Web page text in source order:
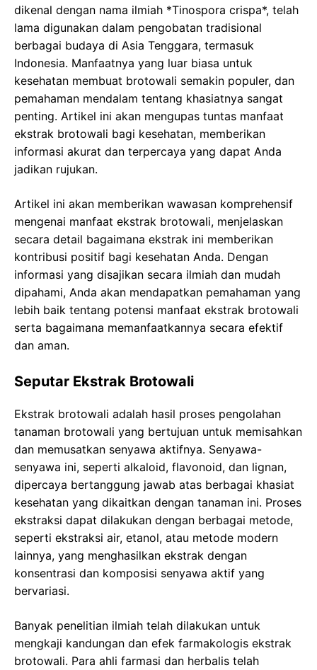
dikenal dengan nama ilmiah *Tinospora crispa*, telah
lama digunakan dalam pengobatan tradisional
berbagai budaya di Asia Tenggara, termasuk
Indonesia. Manfaatnya yang luar biasa untuk
kesehatan membuat brotowali semakin populer, dan
pemahaman mendalam tentang khasiatnya sangat
penting. Artikel ini akan mengupas tuntas manfaat
ekstrak brotowali bagi kesehatan, memberikan
informasi akurat dan terpercaya yang dapat Anda
jadikan rujukan.
Artikel ini akan memberikan wawasan komprehensif
mengenai manfaat ekstrak brotowali, menjelaskan
secara detail bagaimana ekstrak ini memberikan
kontribusi positif bagi kesehatan Anda. Dengan
informasi yang disajikan secara ilmiah dan mudah
dipahami, Anda akan mendapatkan pemahaman yang
lebih baik tentang potensi manfaat ekstrak brotowali
serta bagaimana memanfaatkannya secara efektif
dan aman.
Seputar Ekstrak Brotowali
Ekstrak brotowali adalah hasil proses pengolahan
tanaman brotowali yang bertujuan untuk memisahkan
dan memusatkan senyawa aktifnya. Senyawa-
senyawa ini, seperti alkaloid, flavonoid, dan lignan,
dipercaya bertanggung jawab atas berbagai khasiat
kesehatan yang dikaitkan dengan tanaman ini. Proses
ekstraksi dapat dilakukan dengan berbagai metode,
seperti ekstraksi air, etanol, atau metode modern
lainnya, yang menghasilkan ekstrak dengan
konsentrasi dan komposisi senyawa aktif yang
bervariasi.
Banyak penelitian ilmiah telah dilakukan untuk
mengkaji kandungan dan efek farmakologis ekstrak
brotowali. Para ahli farmasi dan herbalis telah